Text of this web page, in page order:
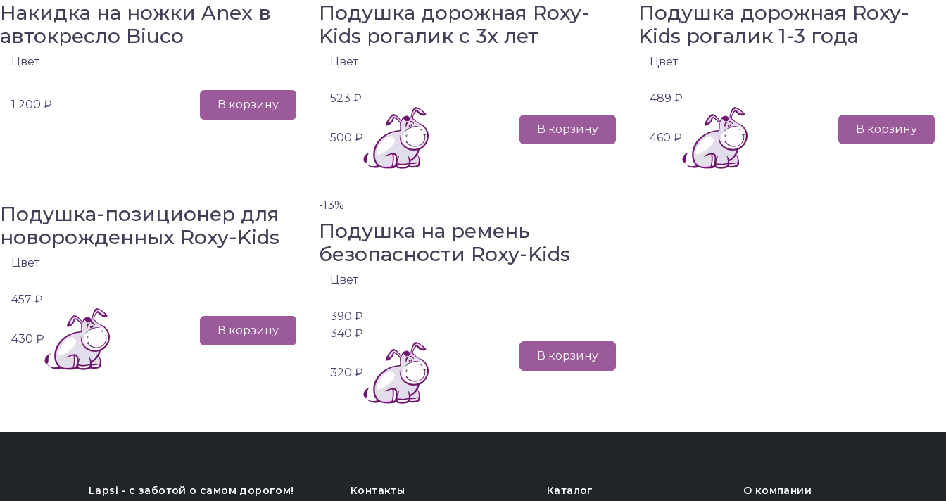
Накидка на ножки Anex в
автокресло Biuco
Цвет
1 200 ₽ В корзину
Подушка дорожная Roxy-
Kids рогалик с 3х лет
Цвет
523 ₽
500 ₽
В корзину
Подушка дорожная Roxy-
Kids рогалик 1-3 года
Цвет
489 ₽
460 ₽
В корзину
Подушка-позиционер для
новорожденных Roxy-Kids
Цвет
457 ₽
430 ₽
В корзину
-13%
Подушка на ремень
безопасности Roxy-Kids
Цвет
390 ₽
340 ₽
320 ₽
В корзину
Lapsi - c заботой о самом дорогом! Контакты Каталог О компании